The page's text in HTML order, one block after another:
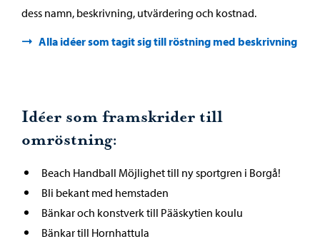
dess namn, beskrivning, utvärdering och kostnad.
Alla idéer som tagit sig till röstning med beskrivning
Idéer som framskrider till
omröstning:
Beach Handball Möjlighet till ny sportgren i Borgå!
Bli bekant med hemstaden
Bänkar och konstverk till Pääskytien koulu
Bänkar till Hornhattula